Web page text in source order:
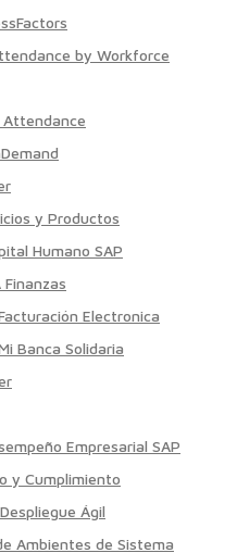
by Workforce
Attendance
y Productos
Humano SAP
Finanzas
Electronica
Banca Solidaria
Empresarial SAP
y Cumplimiento
Ágil
Ambientes de Sistema